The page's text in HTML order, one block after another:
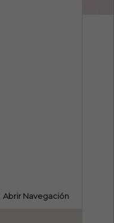
Abrir Navegación